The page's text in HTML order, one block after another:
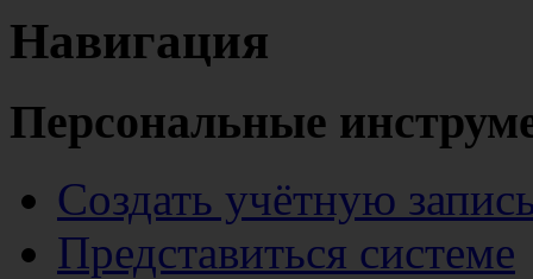
Навигация
Персональные
Создать учётную
Представиться системе